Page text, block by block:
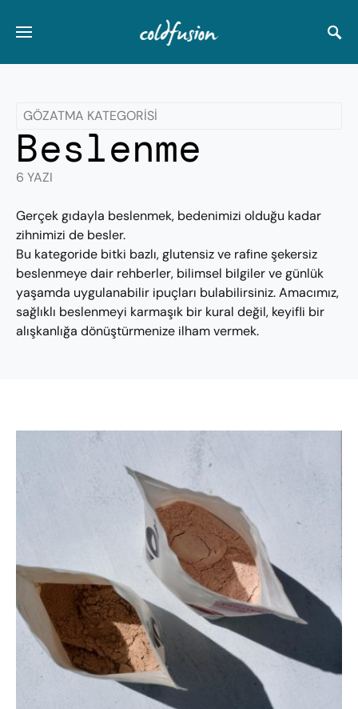
GÖZATMA KATEGORISI
Beslenme
6 YAZI
Gerçek gıdayla beslenmek, bedenimizi olduğu kadar
zihnimizi de besler.
Bu kategoride bitki bazlı, glutensiz ve rafine şekersiz
beslenmeye dair rehberler, bilimsel bilgiler ve günlük
yaşamda uygulanabilir ipuçları bulabilirsiniz. Amacımız,
sağlıklı beslenmeyi karmaşık bir kural değil, keyifli bir
alışkanlığa dönüştürmenize ilham vermek.